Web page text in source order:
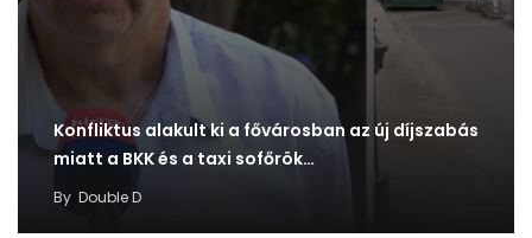
Konfliktus alakult ki a fővárosban az új díjszabás
miatt a BKK és a taxi sofőrök…
By Double D